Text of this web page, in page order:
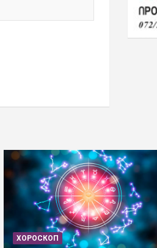
ХОРОСКОП